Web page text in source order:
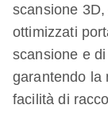
scansione 3D,
ottimizzati
scansione e
garantendo la
facilità di